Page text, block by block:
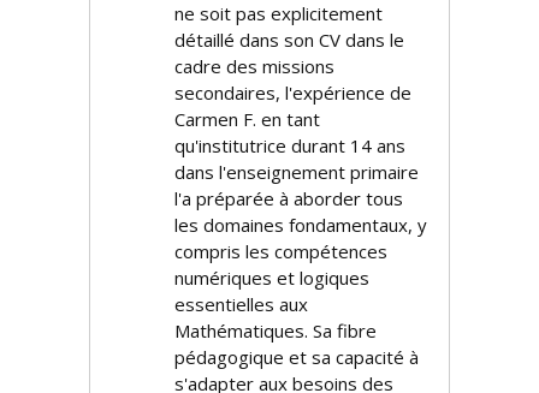
ne soit pas explicitement
détaillé dans son CV dans le
cadre des missions
secondaires, l'expérience de
Carmen F. en tant
qu'institutrice durant 14 ans
dans l'enseignement primaire
l'a préparée à aborder tous
les domaines fondamentaux, y
compris les compétences
numériques et logiques
essentielles aux
Mathématiques. Sa fibre
pédagogique et sa capacité à
s'adapter aux besoins des